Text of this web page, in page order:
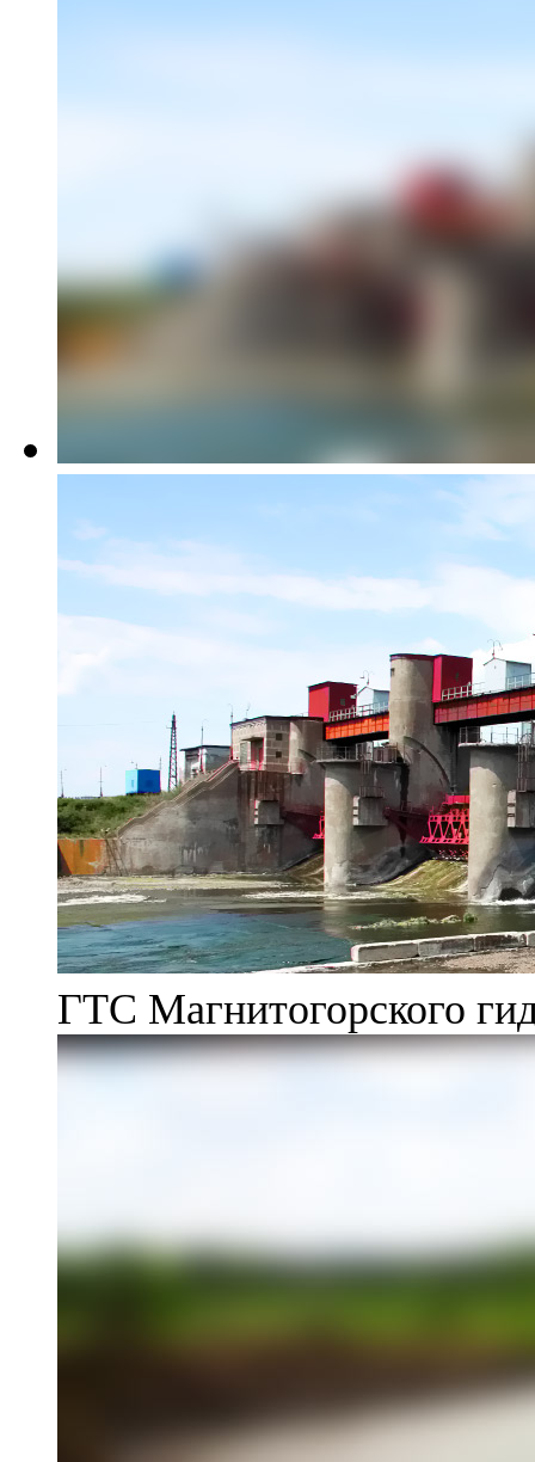
ГТС Магнитогорского